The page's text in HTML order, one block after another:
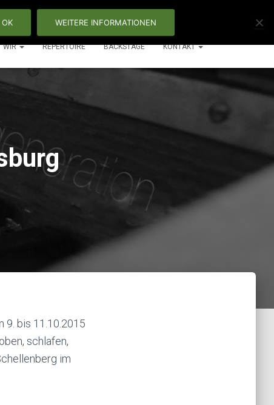
WIR REPERTOIRE BACKSTAGE KONTAKT
9. bis 11.10.2015
schlafen,
im
OK WEITERE INFORMATIONEN